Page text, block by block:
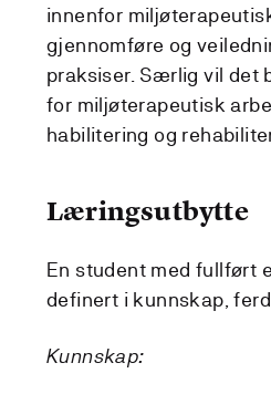
innenfor
gjennomføre og
praksiser. Særlig vil det
for miljøterapeutisk
habilitering og
Læringsutbytte
En student med fullført
definert i kunnskap,
Kunnskap: